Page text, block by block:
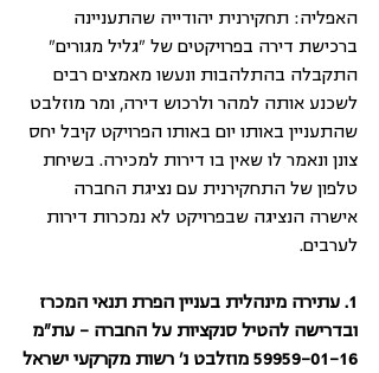
האפליה: תחקירנית יהודייה שהתעניינה
ברכישת דירה בפרויקטים של "גליל מגורים"
התקבלה בהתלהבות ונעשו מאמצים רבים
לשכנע אותה למהר ולרכוש דירה, ומר מוזלבט
שהתעניין באותו יום באותו הפרויקט קיבל יחס
צונן ונאמר לו שאין בו דירות למכירה. בשיחת
טלפון של התחקירנית עם נציגת החברה
אישרה הנציגה שבפרויקט לא נמכרות דירות
לערבים.
1. עתירה מינהלית בעניין הפרת תנאי המכרז
ובדרישה להטיל סנקציות על החברה – עת"מ
59959-01-16 מוזלבט נ' רשות מקרקעי ישראל